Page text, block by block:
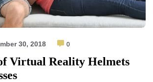
30, 2018 0
Virtual Reality Helmets